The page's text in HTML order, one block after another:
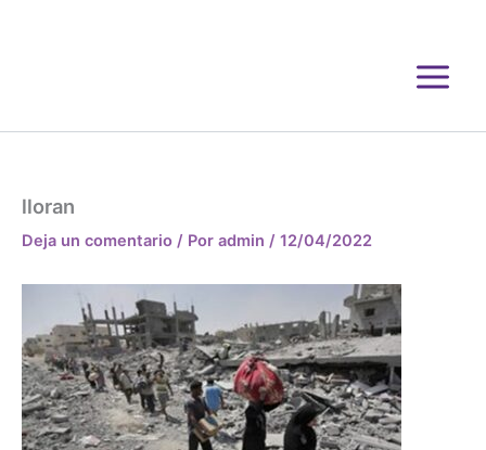
lloran
Deja un comentario / Por admin / 12/04/2022